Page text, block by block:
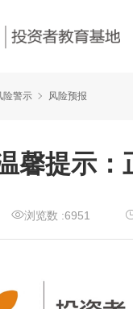
险警示 风险预报
馨提示
浏览数 :6951